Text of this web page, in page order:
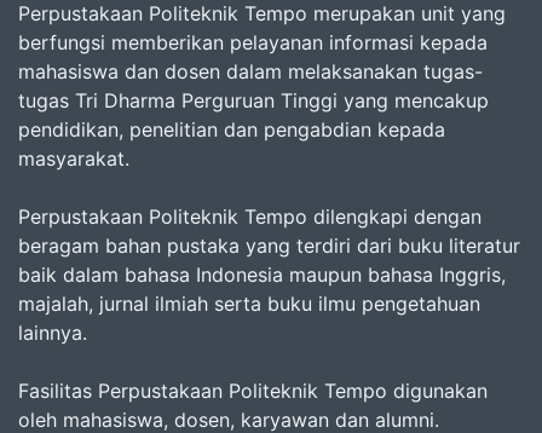
Perpustakaan Politeknik Tempo merupakan unit yang
berfungsi memberikan pelayanan informasi kepada
mahasiswa dan dosen dalam melaksanakan tugas-
tugas Tri Dharma Perguruan Tinggi yang mencakup
pendidikan, penelitian dan pengabdian kepada
masyarakat.
Perpustakaan Politeknik Tempo dilengkapi dengan
beragam bahan pustaka yang terdiri dari buku literatur
baik dalam bahasa Indonesia maupun bahasa Inggris,
majalah, jurnal ilmiah serta buku ilmu pengetahuan
lainnya.
Fasilitas Perpustakaan Politeknik Tempo digunakan
oleh mahasiswa, dosen, karyawan dan alumni.